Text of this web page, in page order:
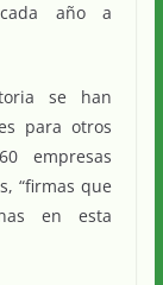
cada año a
se han
para otros
empresas
“firmas que
en esta